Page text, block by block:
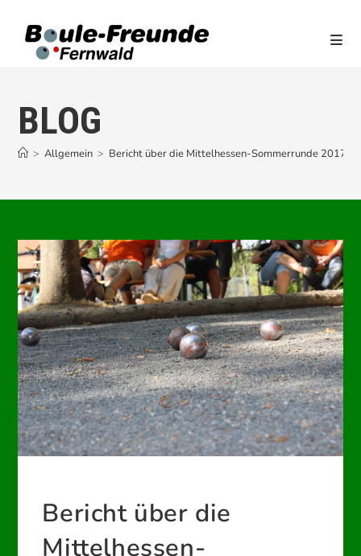
Inhalt
springen
BLOG
> Allgemein > Bericht über die Mittelhessen-Sommerrunde 2017
Bericht über die
Mittelhessen-